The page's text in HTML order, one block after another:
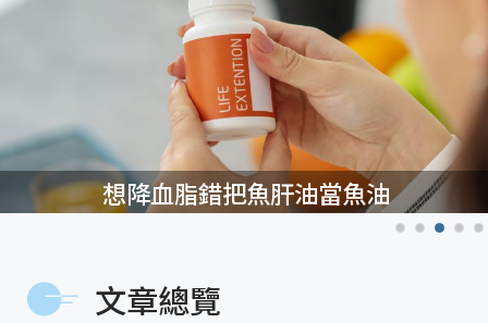
想降血脂錯把魚肝油當魚油
文章總覽